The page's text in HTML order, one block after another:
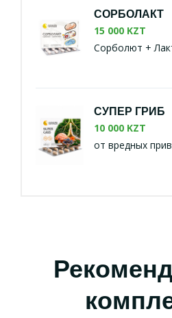
СОРБОЛАКТ
15 000 KZT
Сорболют +
СУПЕР ГРИБ
10 000 KZT
от вредных